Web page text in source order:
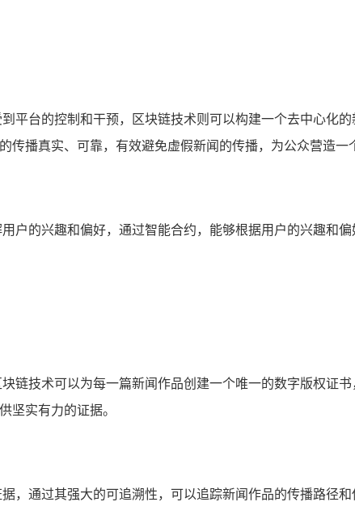
平台的控制和干预，区块链技术则可以构建一个去中心化
播真实、可靠，有效避免虚假新闻的传播，为公众营造一
户的兴趣和偏好，通过智能合约，能够根据用户的兴趣和
链技术可以为每一篇新闻作品创建一个唯一的数字版权证
坚实有力的证据。
，通过其强大的可追溯性，可以追踪新闻作品的传播路径